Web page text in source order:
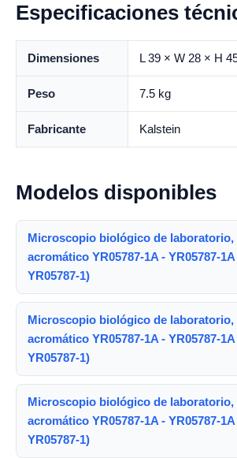
Especificaciones
Dimensiones L 39 × W 28 × H
Peso 7.5 kg
Fabricante Kalstein
Modelos disponibles
Microscopio biológico de laboratorio,
acromático YR05787-1A - YR05787-
YR05787-1)
Microscopio biológico de laboratorio,
acromático YR05787-1A - YR05787-
YR05787-1)
Microscopio biológico de laboratorio,
acromático YR05787-1A - YR05787-
YR05787-1)